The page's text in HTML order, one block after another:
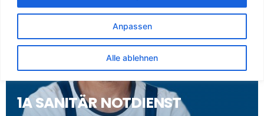
Anpassen
Alle ablehnen
1A SANITÄR NOTDIENST